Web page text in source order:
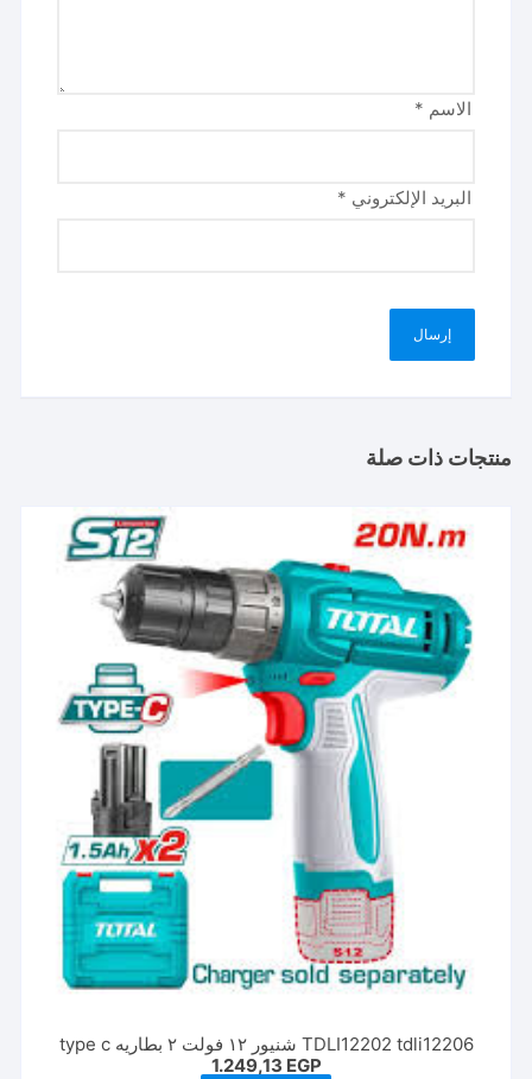
الاسم *
البريد الإلكتروني *
منتجات ذات صلة
TDLI12202 tdli12206 شنيور ١٢ فولت ٢ بطاريه type c
1.249,13 EGP